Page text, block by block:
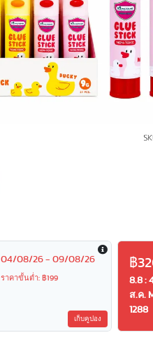
04/08/26 - 09/08/26
ราคาขั้นต่ำ: ฿199
เก็บคูปอง
฿
8.8 :
ส.ค.
1288